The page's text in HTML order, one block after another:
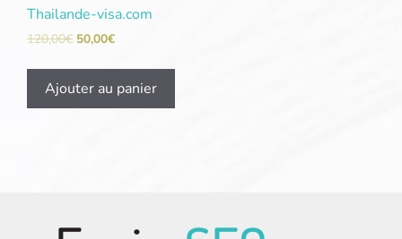
Thailande-visa.com
120,00€ 50,00€
Ajouter au panier